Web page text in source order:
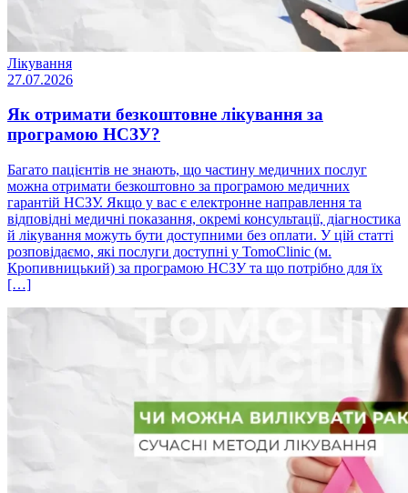
Лікування
27.07.2026
Як отримати безкоштовне лікування за
програмою НСЗУ?
Багато пацієнтів не знають, що частину медичних послуг
можна отримати безкоштовно за програмою медичних
гарантій НСЗУ. Якщо у вас є електронне направлення та
відповідні медичні показання, окремі консультації, діагностика
й лікування можуть бути доступними без оплати. У цій статті
розповідаємо, які послуги доступні у TomoClinic (м.
Кропивницький) за програмою НСЗУ та що потрібно для їх
[…]